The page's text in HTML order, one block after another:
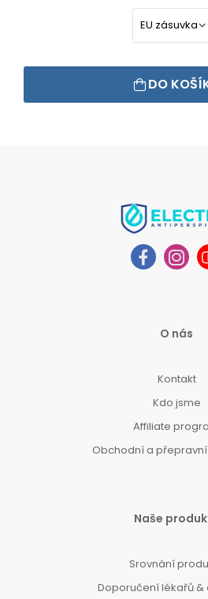
DO
O nás
Kontakt
Kdo jsme
Affiliate
Obchodní a
Naše
Srovnání
Doporučení lékařů &